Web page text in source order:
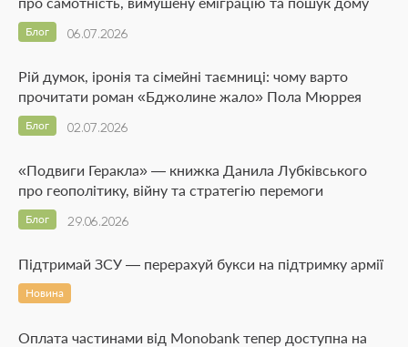
06.07.2026
Блог
Рій думок, іронія та сімейні таємниці: чому варто
прочитати роман «Бджолине жало» Пола Мюррея
02.07.2026
Блог
«Подвиги Геракла» — книжка Данила Лубківського
про геополітику, війну та стратегію перемоги
29.06.2026
Блог
Підтримай ЗСУ — перерахуй букси на підтримку армії
Новина
Оплата частинами від Monobank тепер доступна на